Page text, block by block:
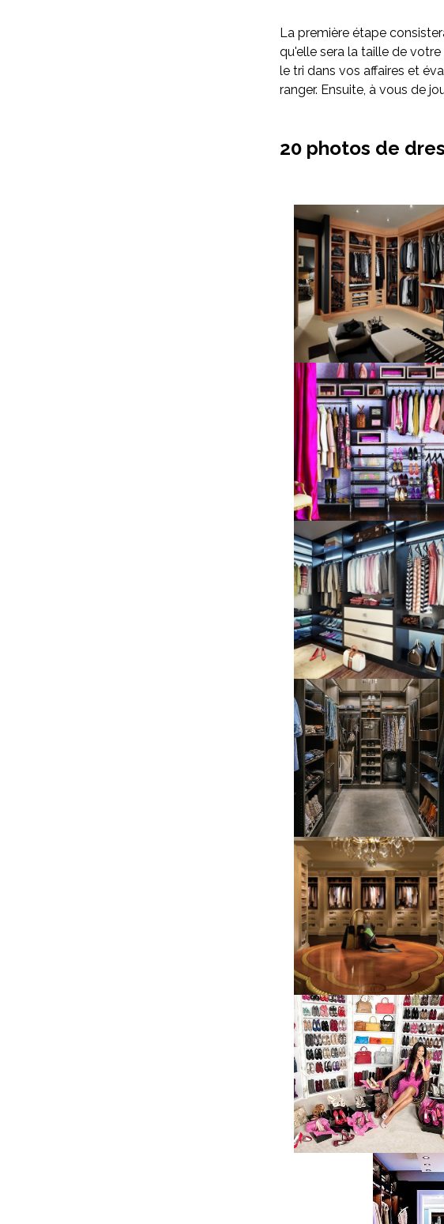
La première étape
qu'elle sera la taille de
le tri dans vos affaires et
ranger. Ensuite, à vous de
20 photos de